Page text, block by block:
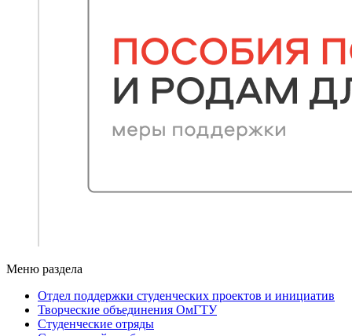
Меню раздела
Отдел поддержки студенческих проектов и инициатив
Творческие объединения ОмГТУ
Студенческие отряды